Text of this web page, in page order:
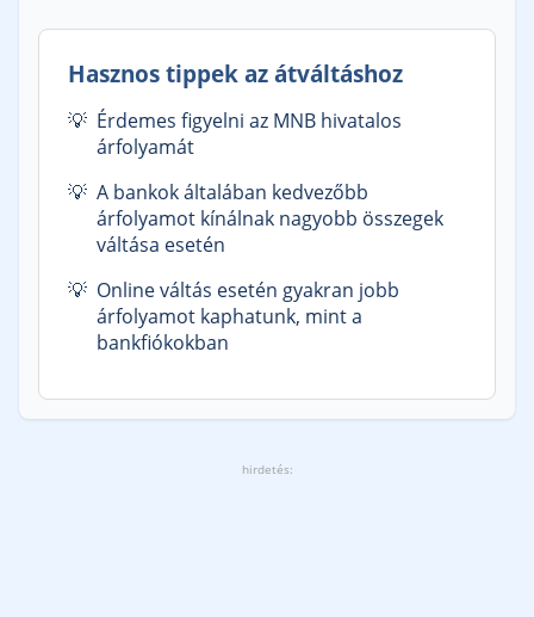
Hasznos tippek az átváltáshoz
Érdemes figyelni az MNB hivatalos
árfolyamát
A bankok általában kedvezőbb
árfolyamot kínálnak nagyobb összegek
váltása esetén
Online váltás esetén gyakran jobb
árfolyamot kaphatunk, mint a
bankfiókokban
hirdetés: